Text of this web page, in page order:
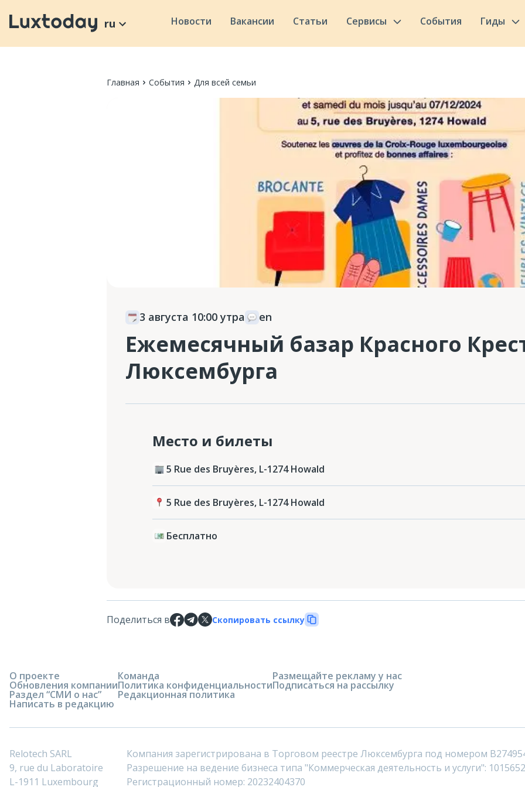
ru Новости Вакансии Статьи Сервисы События Гиды
Главная События Для всей семьи
3 августа 10:00 утра en
Ежемесячный базар Красного
Люксембурга
Место и билеты
5 Rue des Bruyères, L-1274 Howald
5 Rue des Bruyères, L-1274 Howald
Бесплатно
Поделиться в Скопировать ссылку
О проекте
Обновления компании
Раздел “СМИ о нас”
Написать в редакцию
Команда
Политика конфиденциальности
Редакционная политика
Размещайте рекламу у нас
Подписаться на рассылку
Relotech SARL
9, rue du Laboratoire
L-1911 Luxembourg
Компания зарегистрирована в Торговом реестре Люксембурга под номером
Разрешение на ведение бизнеса типа "Коммерческая деятельность и услуги":
Регистрационный номер: 20232404370